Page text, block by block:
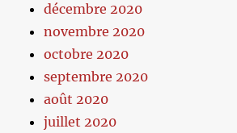
décembre 2020
novembre 2020
octobre 2020
septembre 2020
août 2020
juillet 2020